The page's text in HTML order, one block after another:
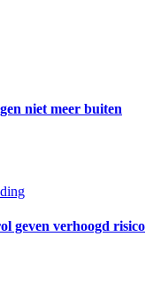
niet meer buiten
geven verhoogd risico